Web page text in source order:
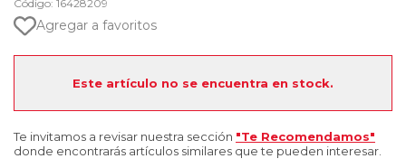
Código: 16428209
Agregar a favoritos
Este artículo no se encuentra en stock.
Te invitamos a revisar nuestra sección "Te Recomendamos"
donde encontrarás artículos similares que te pueden interesar.